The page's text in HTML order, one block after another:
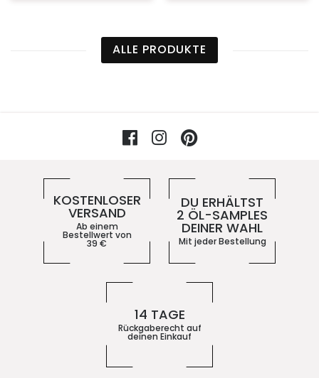
ALLE PRODUKTE
FacebookInstagram
KOSTENLOSER
VERSAND
Ab einem
Bestellwert von
39 €
DU ERHÄLTST
2 ÖL-SAMPLES
DEINER WAHL
Mit jeder Bestellung
14 TAGE
Rückgaberecht auf
deinen Einkauf